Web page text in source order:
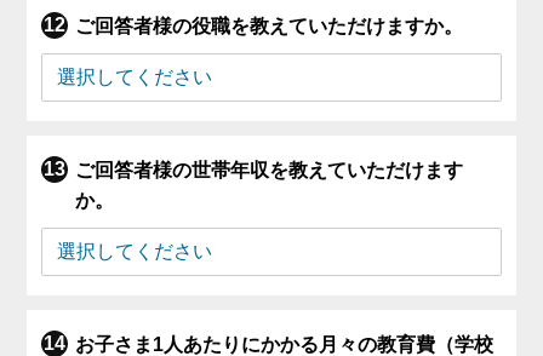
ご回答者様の役職を教えていただけますか。
ご回答者様の世帯年収を教えていただけます
か。
お子さま1人あたりにかかる月々の教育費（学校